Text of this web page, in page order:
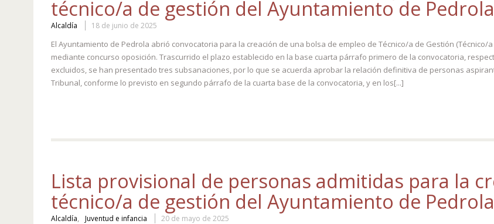
técnico/a de gestión del Ayuntamiento de Pedrola
Alcaldía 18 de junio de 2025
El Ayuntamiento de Pedrola abrió convocatoria para la creación de una bolsa de empleo de Técnico/a de Gestión
mediante concurso oposición. Trascurrido el plazo establecido en la base cuarta párrafo primero de la convocatoria,
excluidos, se han presentado tres subsanaciones, por lo que se acuerda aprobar la relación definitiva de personas
Tribunal, conforme lo previsto en segundo párrafo de la cuarta base de la convocatoria, y en los[...]
Lista provisional de personas admitidas para la
técnico/a de gestión del Ayuntamiento de Pedrola
Alcaldía, Juventud e infancia 20 de mayo de 2025